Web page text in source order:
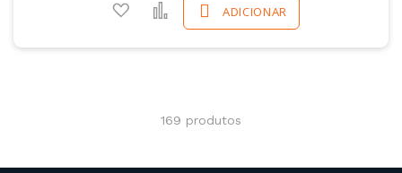
ADICIONAR
Adicionar a favoritos
Comparar
169 produtos